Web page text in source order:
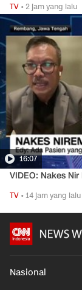
TV •2 jam yang lalu
16:07
VIDEO: Nakes
TV •14 jam yang lalu
Nasional